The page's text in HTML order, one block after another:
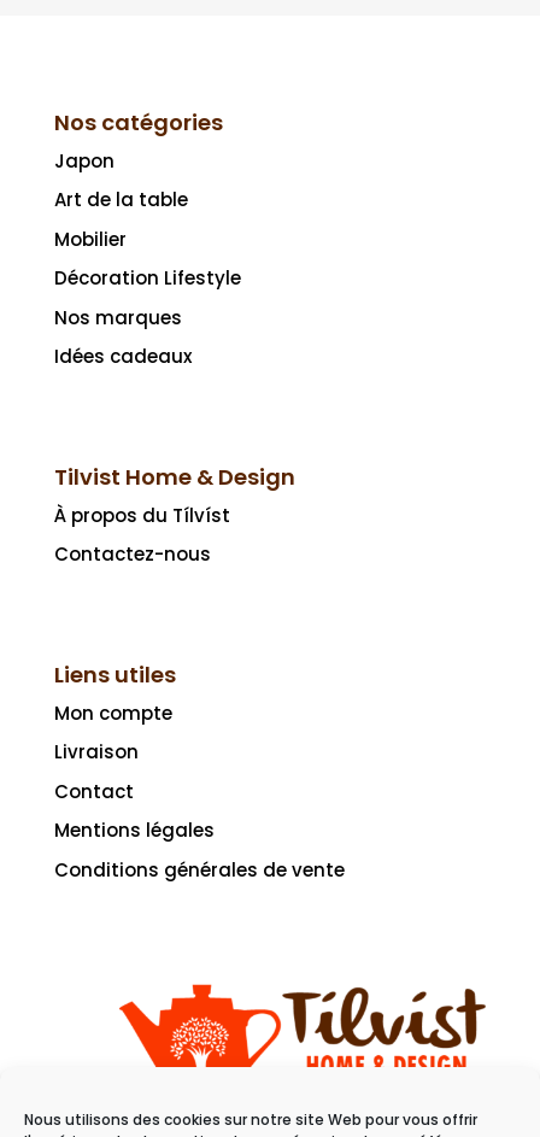
Nous utilisons des cookies sur notre site Web pour vous offrir
Nos catégories
Japon
Art de la table
Mobilier
Décoration Lifestyle
Nos marques
Idées cadeaux
Tilvist Home & Design
À propos du Tílvíst
Contactez-nous
Liens utiles
Mon compte
Livraison
Contact
Mentions légales
Conditions générales de vente